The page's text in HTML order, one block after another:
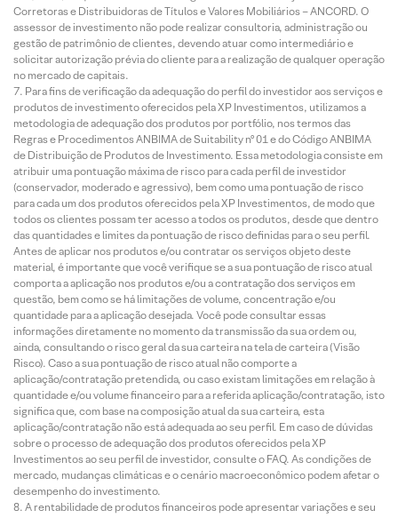
Corretoras e Distribuidoras de Títulos e Valores Mobiliários – ANCORD. O
assessor de investimento não pode realizar consultoria, administração ou
gestão de patrimônio de clientes, devendo atuar como intermediário e
solicitar autorização prévia do cliente para a realização de qualquer operação
no mercado de capitais.
Para fins de verificação da adequação do perfil do investidor aos serviços e
produtos de investimento oferecidos pela XP Investimentos, utilizamos a
metodologia de adequação dos produtos por portfólio, nos termos das
Regras e Procedimentos ANBIMA de Suitability nº 01 e do Código ANBIMA
de Distribuição de Produtos de Investimento. Essa metodologia consiste em
atribuir uma pontuação máxima de risco para cada perfil de investidor
(conservador, moderado e agressivo), bem como uma pontuação de risco
para cada um dos produtos oferecidos pela XP Investimentos, de modo que
todos os clientes possam ter acesso a todos os produtos, desde que dentro
das quantidades e limites da pontuação de risco definidas para o seu perfil.
Antes de aplicar nos produtos e/ou contratar os serviços objeto deste
material, é importante que você verifique se a sua pontuação de risco atual
comporta a aplicação nos produtos e/ou a contratação dos serviços em
questão, bem como se há limitações de volume, concentração e/ou
quantidade para a aplicação desejada. Você pode consultar essas
informações diretamente no momento da transmissão da sua ordem ou,
ainda, consultando o risco geral da sua carteira na tela de carteira (Visão
Risco). Caso a sua pontuação de risco atual não comporte a
aplicação/contratação pretendida, ou caso existam limitações em relação à
quantidade e/ou volume financeiro para a referida aplicação/contratação, isto
significa que, com base na composição atual da sua carteira, esta
aplicação/contratação não está adequada ao seu perfil. Em caso de dúvidas
sobre o processo de adequação dos produtos oferecidos pela XP
Investimentos ao seu perfil de investidor, consulte o FAQ. As condições de
mercado, mudanças climáticas e o cenário macroeconômico podem afetar o
desempenho do investimento.
A rentabilidade de produtos financeiros pode apresentar variações e seu